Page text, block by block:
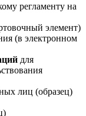
регламенту на
элемент)
(в электронном
для
лиц (образец)